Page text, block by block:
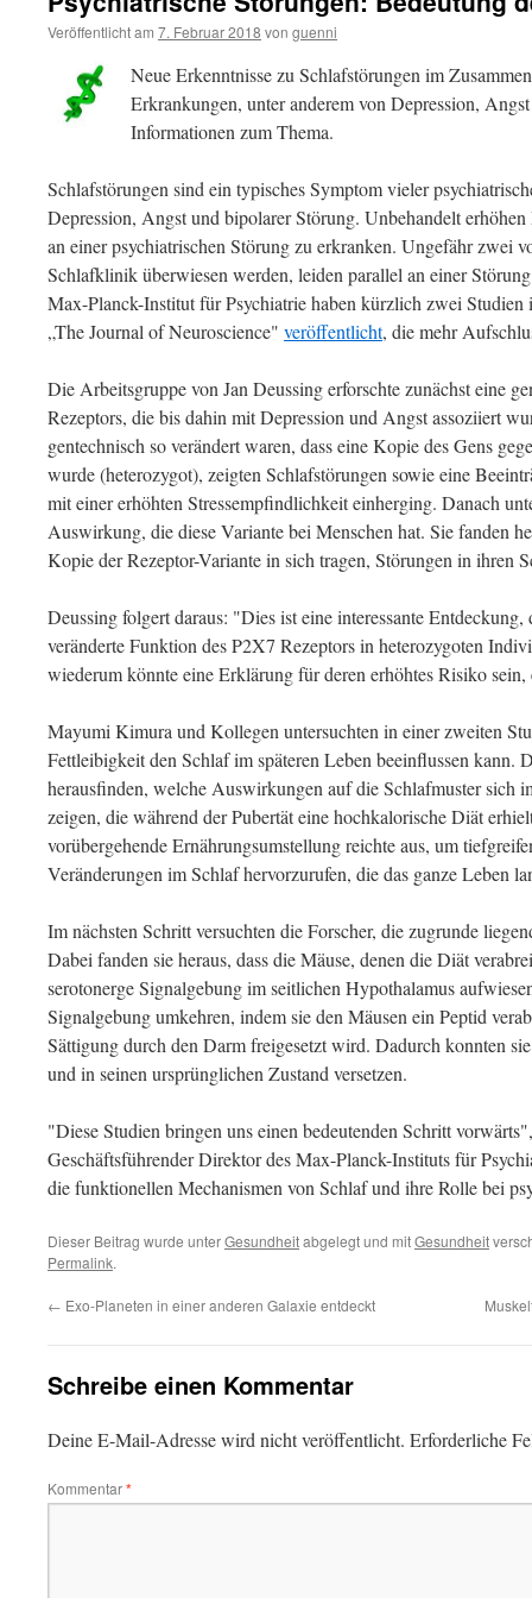
Veröffentlicht am 7. Februar 2018 von guenni
Neue Erkenntnisse zu Schlafstörungen im
Erkrankungen, unter anderem von Depression,
Informationen zum Thema.
Schlafstörungen sind ein typisches Symptom vieler
Depression, Angst und bipolarer Störung. Unbehandelt
an einer psychiatrischen Störung zu erkranken. Ungefähr zwei
Schlafklinik überwiesen werden, leiden parallel an einer
Max-Planck-Institut für Psychiatrie haben kürzlich zwei Studien
„The Journal of Neuroscience" veröffentlicht, die mehr
Die Arbeitsgruppe von Jan Deussing erforschte zunächst eine
Rezeptors, die bis dahin mit Depression und Angst assoziiert
gentechnisch so verändert waren, dass eine Kopie des Gens
wurde (heterozygot), zeigten Schlafstörungen sowie eine
mit einer erhöhten Stressempfindlichkeit einherging. Danach
Auswirkung, die diese Variante bei Menschen hat. Sie fanden
Kopie der Rezeptor-Variante in sich tragen, Störungen in ihren
Deussing folgert daraus: "Dies ist eine interessante Entdeckung,
veränderte Funktion des P2X7 Rezeptors in heterozygoten
wiederum könnte eine Erklärung für deren erhöhtes Risiko
Mayumi Kimura und Kollegen untersuchten in einer zweiten
Fettleibigkeit den Schlaf im späteren Leben beeinflussen kann.
herausfinden, welche Auswirkungen auf die Schlafmuster sich
zeigen, die während der Pubertät eine hochkalorische Diät
vorübergehende Ernährungsumstellung reichte aus, um
Veränderungen im Schlaf hervorzurufen, die das ganze Leben
Im nächsten Schritt versuchten die Forscher, die zugrunde
Dabei fanden sie heraus, dass die Mäuse, denen die Diät
serotonerge Signalgebung im seitlichen Hypothalamus
Signalgebung umkehren, indem sie den Mäusen ein Peptid
Sättigung durch den Darm freigesetzt wird. Dadurch konnten
und in seinen ursprünglichen Zustand versetzen.
"Diese Studien bringen uns einen bedeutenden Schritt
Geschäftsführender Direktor des Max-Planck-Instituts für
die funktionellen Mechanismen von Schlaf und ihre Rolle bei
Dieser Beitrag wurde unterGesundheitabgelegt und mitGesundheit
Permalink.
← Exo-Planeten in einer anderen Galaxie entdeckt
Schreibe einen Kommentar
Deine E-Mail-Adresse wird nicht veröffentlicht. Erforderliche
Kommentar*